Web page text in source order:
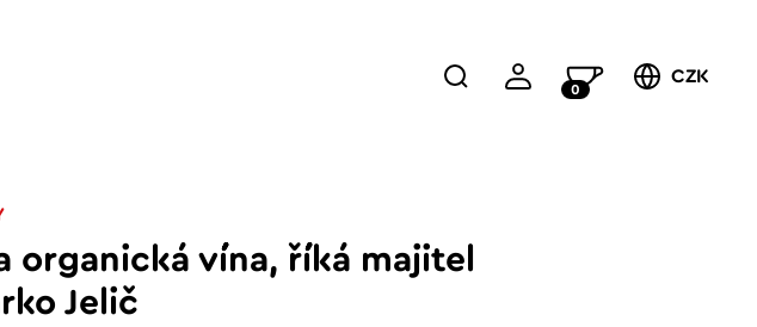
0
CZK
organická vína, říká majitel
Jelič